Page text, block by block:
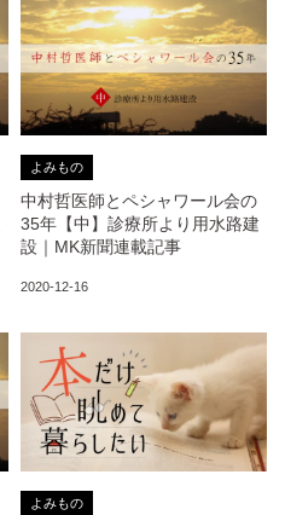
よみもの
中村哲医師とペシャワール会の
35年【中】診療所より用水路建
設｜MK新聞連載記事
2020-12-16
よみもの